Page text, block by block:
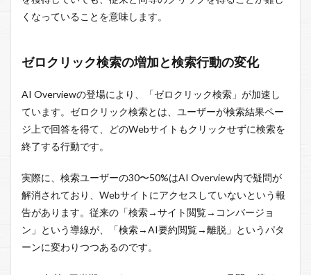
くなっていることを意味します。
ゼロクリック検索の増加と検索行動の変化
AI Overviewの登場により、「ゼロクリック検索」が加速し
ています。ゼロクリック検索とは、ユーザーが検索結果ペー
ジ上で回答を得て、どのWebサイトもクリックせずに検索を
終了する行動です。
実際に、検索ユーザーの30〜50%はAI Overview内で疑問が
解消されており、Webサイトにアクセスしていないという報
告があります。従来の「検索→サイト閲覧→コンバージョ
ン」という導線が、「検索→AI要約閲覧→離脱」というパタ
ーンに変わりつつあるのです。